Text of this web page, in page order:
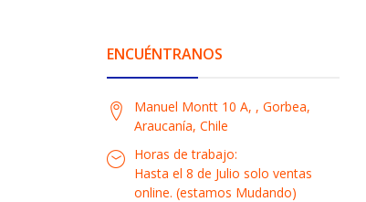
ENCUÉNTRANOS
Manuel Montt 10 A, , Gorbea,
Araucanía, Chile
Horas de trabajo:
Hasta el 8 de Julio solo ventas
online. (estamos Mudando)